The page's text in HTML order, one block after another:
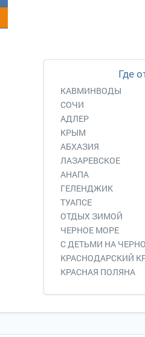
Где
КАВМИНВОДЫ
СОЧИ
АДЛЕР
КРЫМ
АБХАЗИЯ
ЛАЗАРЕВСКОЕ
АНАПА
ГЕЛЕНДЖИК
ТУАПСЕ
ОТДЫХ ЗИМОЙ
ЧЕРНОЕ МОРЕ
С ДЕТЬМИ НА
КРАСНОДАРСКИЙ
КРАСНАЯ ПОЛЯНА